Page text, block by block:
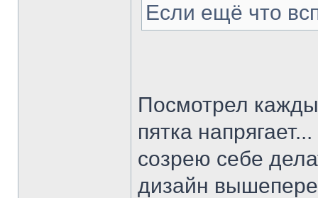
Если ещё что
Посмотрел
пятка
созрею себе
дизайн